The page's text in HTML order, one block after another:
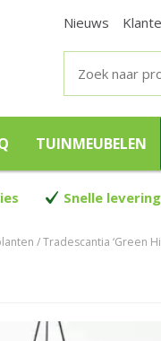
Tradescantia ‘Green
Nieuws
TUINMEUBELEN
Snelle levering